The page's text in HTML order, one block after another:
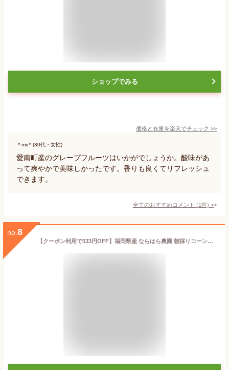
ショップでみる
価格と在庫を楽天でチェック >>
＊mii＊(30代・女性)
愛南町産のグレープフルーツはいかがでしょうか。酸味があ
って爽やかで美味しかったです。香りも良くてリフレッシュ
できます。
全てのおすすめコメント (1件) >
no. 8
【クーポン利用で333円OFF】福岡県産 ならはら農園 朝採りコーンミックス 10本入り（ホワイト5本/イエロー5本 約3kg） 送料無料 とうもろこし 福岡県産 朝採れ ホワイトコーン 黄色のとうもろこし (6月5日以降順次発送)